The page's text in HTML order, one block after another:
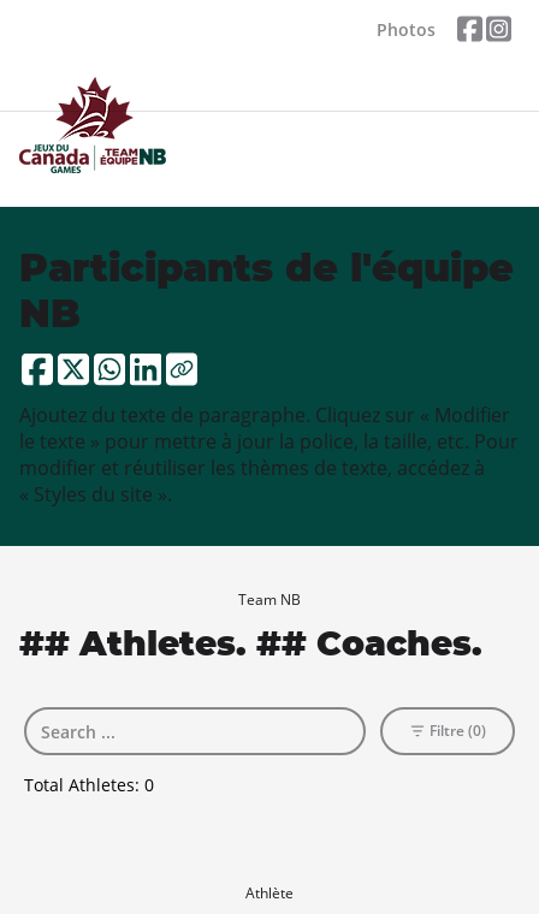
Photos
Participants de l'équipe
NB
Ajoutez du texte de paragraphe. Cliquez sur « Modifier
le texte » pour mettre à jour la police, la taille, etc. Pour
modifier et réutiliser les thèmes de texte, accédez à
« Styles du site ».
Team NB
## Athletes. ## Coaches.
Total Athletes: 0
Filtre (0)
Athlète